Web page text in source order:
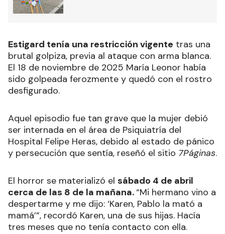
Estigard tenía una restricción vigente tras una
brutal golpiza, previa al ataque con arma blanca.
El 18 de noviembre de 2025 María Leonor había
sido golpeada ferozmente y quedó con el rostro
desfigurado.
Aquel episodio fue tan grave que la mujer debió
ser internada en el área de Psiquiatría del
Hospital Felipe Heras, debido al estado de pánico
y persecución que sentía, reseñó el sitio 7Páginas.
El horror se materializó el sábado 4 de abril
cerca de las 8 de la mañana.“Mi hermano vino a
despertarme y me dijo: ‘Karen, Pablo la mató a
mamá’”, recordó Karen, una de sus hijas. Hacía
tres meses que no tenía contacto con ella.